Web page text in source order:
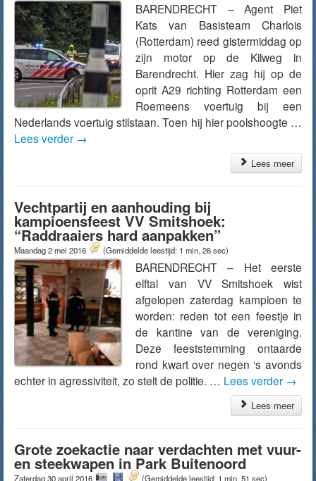
BARENDRECHT – Agent Piet
Kats van Basisteam Charlois
(Rotterdam) reed gistermiddag op
zijn motor op de Kilweg in
Barendrecht. Hier zag hij op de
oprit A29 richting Rotterdam een
Roemeens voertuig bij een
Nederlands voertuig stilstaan. Toen hij hier poolshoogte …
Lees verder →
Lees meer
Vechtpartij en aanhouding bij
kampioensfeest VV Smitshoek:
“Raddraaiers hard aanpakken”
Maandag 2 mei 2016 (Gemiddelde leestijd: 1 min, 26 sec)
BARENDRECHT – Het eerste
elftal van VV Smitshoek wist
afgelopen zaterdag kampioen te
worden: reden tot een feestje in
de kantine van de vereniging.
Deze feeststemming ontaarde
rond kwart over negen ‘s avonds
echter in agressiviteit, zo stelt de politie. … Lees verder →
Lees meer
Grote zoekactie naar verdachten met vuur-
en steekwapen in Park Buitenoord
Zaterdag 30 april 2016 (Gemiddelde leestijd: 1 min, 51 sec)